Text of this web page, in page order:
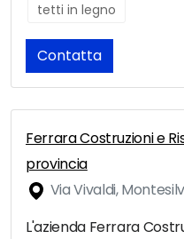
tetti in legno
Contatta
Ferrara Costruzioni e
provincia
Via Vivaldi,
L'azienda Ferrara